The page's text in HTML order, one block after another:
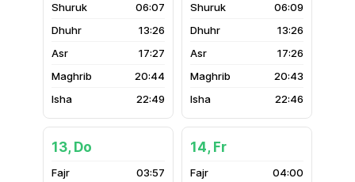
06:07
13:26
17:27
20:44
22:49
06:09
13:26
17:26
20:43
22:46
13, Do
03:57
14, Fr
04:00